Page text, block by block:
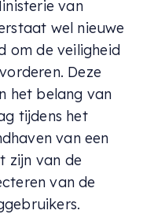
van
wel nieuwe
om de veiligheid
Deze
het belang van
tijdens het
van een
zijn van de
van de